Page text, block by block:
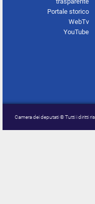
Portale storico
WebTv
YouTube
Camera dei deputati © Tutti i diritti